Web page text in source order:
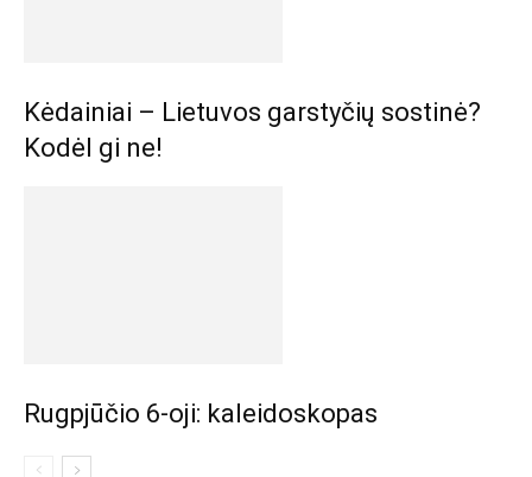
Kėdainiai – Lietuvos garstyčių sostinė?
Kodėl gi ne!
Rugpjūčio 6-oji: kaleidoskopas